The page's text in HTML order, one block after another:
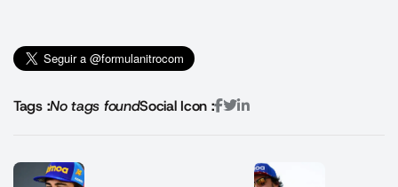
Tags :No tags foundSocial Icon :